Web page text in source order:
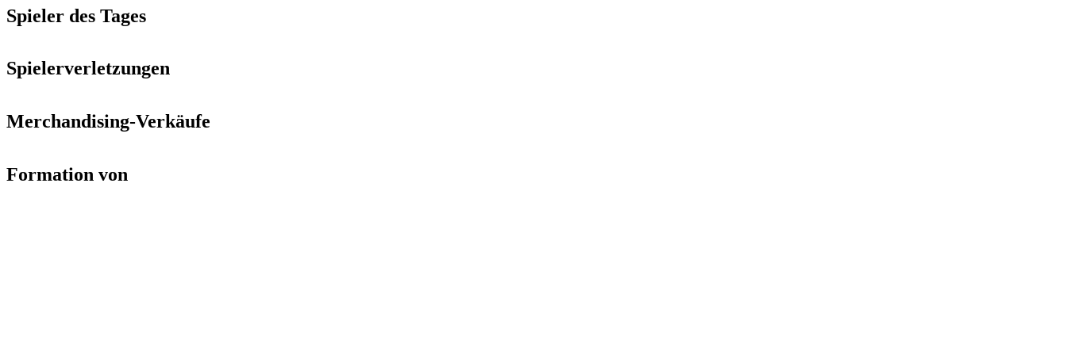
Spieler des Tages
Spielerverletzungen
Merchandising-Verkäufe
Formation von